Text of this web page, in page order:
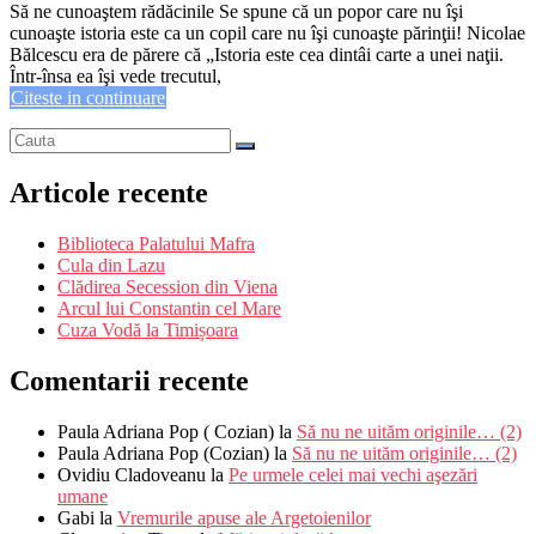
Să ne cunoaştem rădăcinile Se spune că un popor care nu îşi
cunoaşte istoria este ca un copil care nu îşi cunoaşte părinţii! Nicolae
Bălcescu era de părere că „Istoria este cea dintâi carte a unei naţii.
Într-însa ea îşi vede trecutul,
Citeste in continuare
Articole recente
Biblioteca Palatului Mafra
Cula din Lazu
Clădirea Secession din Viena
Arcul lui Constantin cel Mare
Cuza Vodă la Timișoara
Comentarii recente
Paula Adriana Pop ( Cozian) la Să nu ne uităm originile… (2)
Paula Adriana Pop (Cozian) la Să nu ne uităm originile… (2)
Ovidiu Cladoveanu la Pe urmele celei mai vechi aşezări
umane
Gabi la Vremurile apuse ale Argetoienilor